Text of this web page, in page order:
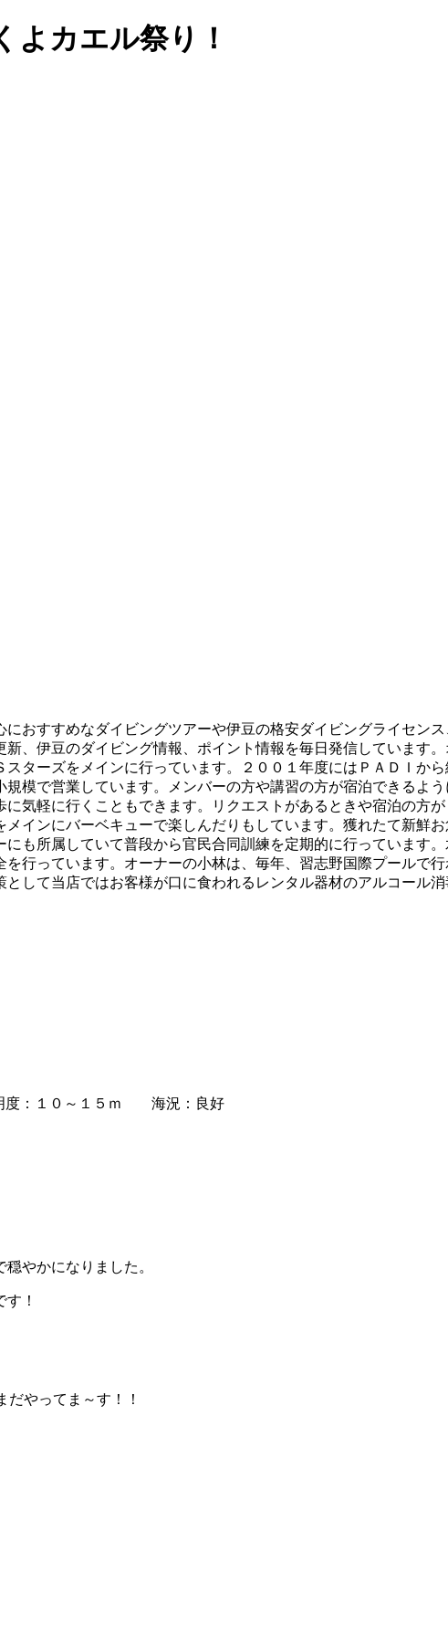
カエル祭り！
おすすめなダイビングツアーや伊豆の格安ダイビングライセン
、伊豆のダイビング情報、ポイント情報を毎日発信しています
ターズをメインに行っています。２００１年度にはＰＡＤＩか
模で営業しています。メンバーの方や講習の方が宿泊できるよ
気軽に行くこともできます。リクエストがあるときや宿泊の方
インにバーベキューで楽しんだりもしています。獲れたて新鮮
も所属していて普段から官民合同訓練を定期的に行っています
行っています。オーナーの小林は、毎年、習志野国際プールで
して当店ではお客様が口に食われるレンタル器材のアルコール消
１０～１５ｍ 海況：良好
やかになりました。
！
やってま～す！！